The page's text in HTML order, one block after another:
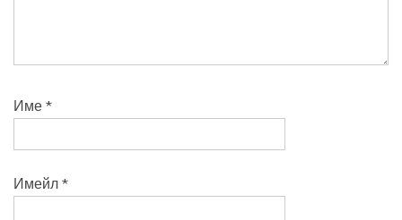
Име *
Имейл *